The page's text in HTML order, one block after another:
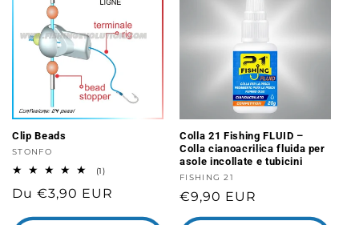
Clip Beads
Distributeur :
STONFO
(1)1
des
Prix
habituel
Du €3,90 EUR
Colla 21 Fishing FLUID –
Colla cianoacrilica fluida per
asole incollate e tubicini
Distributeur :
FISHING 21
Prix
habituel
€9,90 EUR